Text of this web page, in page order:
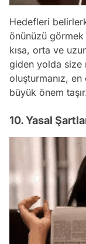
Hedefleri
önünüzü
kısa, orta ve
giden yolda size
oluşturmanız, en
büyük önem
10. Yasal